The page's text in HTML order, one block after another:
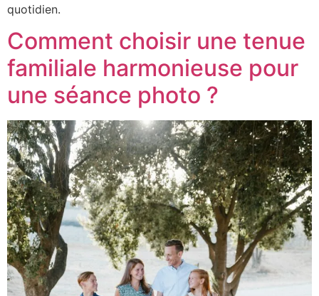
quotidien.
Comment choisir une tenue
familiale harmonieuse pour
une séance photo ?